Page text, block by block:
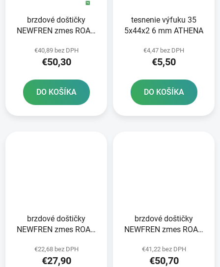
brzdové doštičky
NEWFREN zmes ROAD
v balení
€40,89 bez DPH
€50,30
DO KOŠÍKA
tesnenie výfuku 35
5x44x2 6 mm ATHENA
€4,47 bez DPH
€5,50
DO KOŠÍKA
brzdové doštičky
NEWFREN zmes ROAD
v balení
€22,68 bez DPH
€27,90
brzdové doštičky
NEWFREN zmes ROAD
v balení
€41,22 bez DPH
€50,70